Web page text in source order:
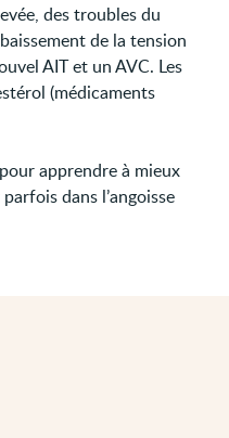
des troubles du
de la tension
AIT et un AVC. Les
(médicaments
apprendre à mieux
dans l’angoisse